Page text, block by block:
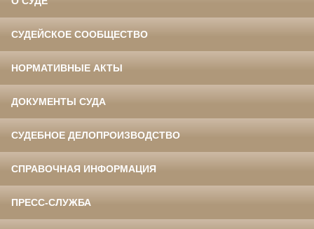
СУДЕЙСКОЕ СООБЩЕСТВО
НОРМАТИВНЫЕ АКТЫ
ДОКУМЕНТЫ СУДА
СУДЕБНОЕ ДЕЛОПРОИЗВОДСТВО
СПРАВОЧНАЯ ИНФОРМАЦИЯ
ПРЕСС-СЛУЖБА